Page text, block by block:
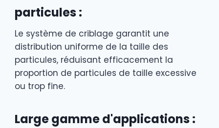
particules :
Le système de criblage garantit une
distribution uniforme de la taille des
particules, réduisant efficacement la
proportion de particules de taille excessive
ou trop fine.
Large gamme d'applications :